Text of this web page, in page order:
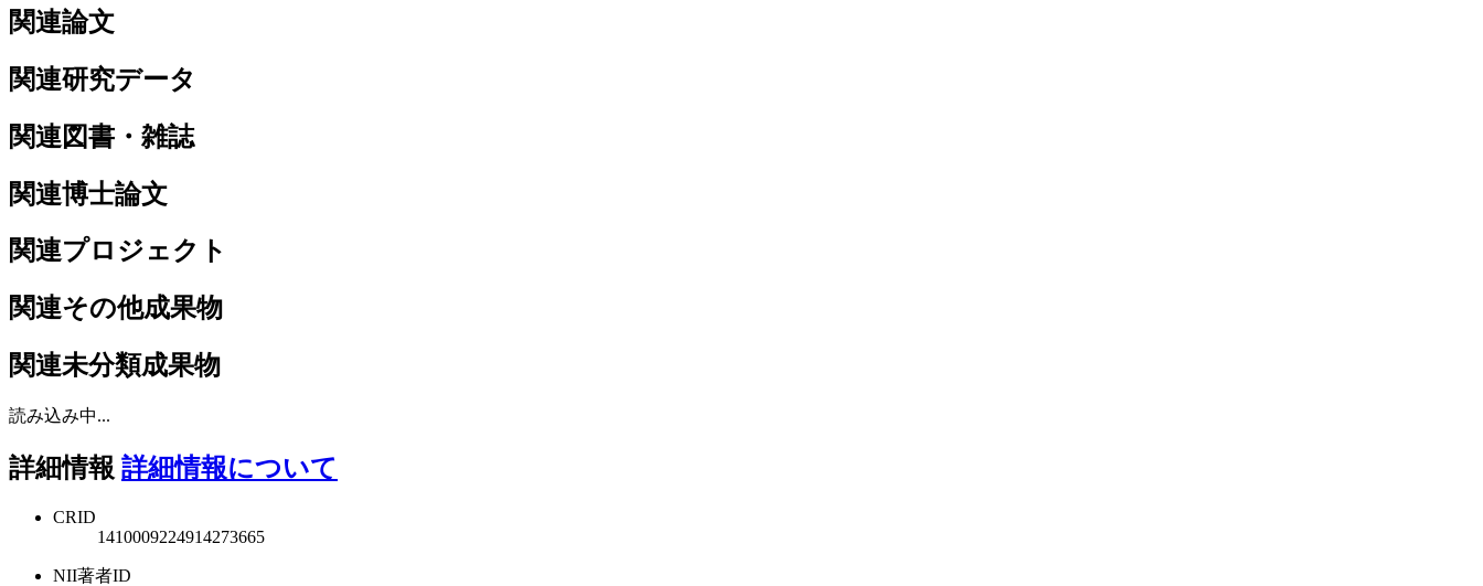
関連論文
関連研究データ
関連図書・雑誌
関連博士論文
関連プロジェクト
関連その他成果物
関連未分類成果物
読み込み中...
詳細情報 詳細情報について
CRID
1410009224914273665
NII著者ID